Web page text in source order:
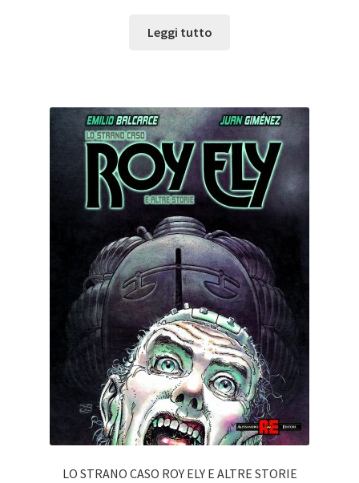
Leggi tutto
LO STRANO CASO ROY ELY E ALTRE STORIE